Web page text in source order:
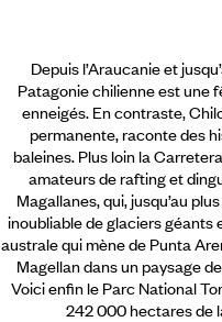
Depuis l’Araucanie et
Patagonie chilienne est une
enneigés. En contraste,
permanente, raconte des
baleines. Plus loin la
amateurs de rafting et
Magallanes, qui, jusqu’au
inoubliable de glaciers géants
australe qui mène de Punta
Magellan dans un paysage
Voici enfin le Parc National
242 000 hectares de